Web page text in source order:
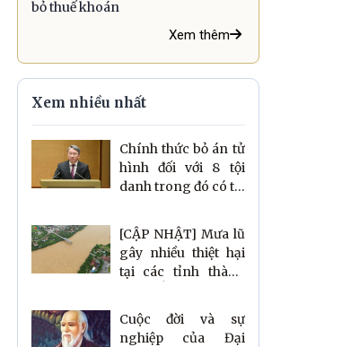
bỏ thuế khoán
Xem thêm
Xem nhiều nhất
Chính thức bỏ án tử
hình đối với 8 tội
danh trong đó có tội
hối lộ
[CẬP NHẬT] Mưa lũ
gây nhiều thiệt hại
tại các tỉnh thành
Cuộc đời và sự
nghiệp của Đại